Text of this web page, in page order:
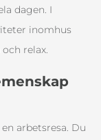
dagen. I
inomhus
relax.
arbetsresa. Du